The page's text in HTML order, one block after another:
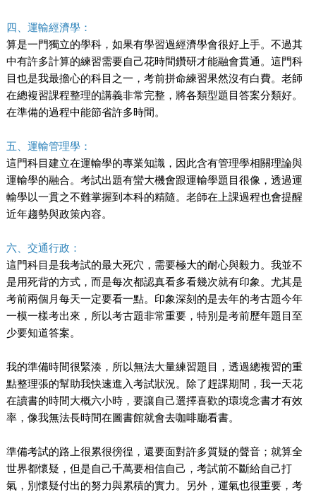
四、運輸經濟學：
算是一門獨立的學科，如果有學習過經濟學會很好上手。不過其
中有許多計算的練習需要自己花時間鑽研才能融會貫通。這門科
目也是我最擔心的科目之一，考前拼命練習果然沒有白費。老師
在總複習課程整理的講義非常完整，將各類型題目答案分類好。
在準備的過程中能節省許多時間。
五、運輸管理學：
這門科目建立在運輸學的專業知識，因此含有管理學相關理論與
運輸學的融合。考試出題有蠻大機會跟運輸學題目很像，透過運
輸學以一貫之不難掌握到本科的精隨。老師在上課過程也會提醒
近年趨勢與政策內容。
六、交通行政：
這門科目是我考試的最大死穴，需要極大的耐心與毅力。我並不
是用死背的方式，而是每次都認真看多看幾次就有印象。尤其是
考前兩個月每天一定要看一點。印象深刻的是去年的考古題今年
一模一樣考出來，所以考古題非常重要，特別是考前歷年題目至
少要知道答案。
我的準備時間很緊湊，所以無法大量練習題目，透過總複習的重
點整理張的幫助我快速進入考試狀況。除了趕課期間，我一天花
在讀書的時間大概六小時，要讓自己選擇喜歡的環境念書才有效
率，像我無法長時間在圖書館就會去咖啡廳看書。
準備考試的路上很累很徬徨，還要面對許多質疑的聲音；就算全
世界都懷疑，但是自己千萬要相信自己，考試前不斷給自己打
氣，別懷疑付出的努力與累積的實力。另外，運氣也很重要，考